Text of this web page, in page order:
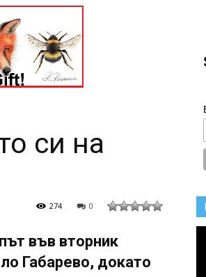
си на
0
274
във вторник
Габарево, докато